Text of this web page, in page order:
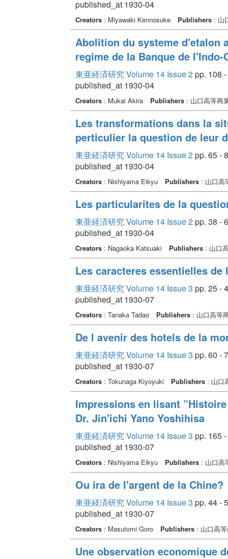
published_at 1930-04
Creators: Miyawaki Kennosuke Publishers: 山
Abolition du systeme d'etalon
regime de la Banque de l'Indo-
東亜経済研究 Volume 14 Issue 2pp. 108 -
published_at 1930-04
Creators: Mukai Akira Publishers: 山口高等商
Les transformations dans la
perticulier la question de leur
東亜経済研究 Volume 14 Issue 2pp. 65 -
published_at 1930-04
Creators: Nishiyama Eikyu Publishers: 山口高
Les particularites de la
東亜経済研究 Volume 14 Issue 2pp. 38 -
published_at 1930-04
Creators: Nagaoka Katsuaki Publishers: 山口
Les caracteres essentielles
東亜経済研究 Volume 14 Issue 3 pp. 25 -
published_at 1930-07
Creators: Tanaka Tadao Publishers: 山口高等
De l avenir des hotels de la
東亜経済研究 Volume 14 Issue 3 pp. 60 -
published_at 1930-07
Creators: Tokunaga Kiyoyuki Publishers: 山口
Impressions en lisant
Dr. Jin'ichi Yano Yoshihisa
東亜経済研究 Volume 14 Issue 3 pp. 165
published_at 1930-07
Creators: Nishiyama Eikyu Publishers: 山口高
Ou ira de l'argent de la Chine?
東亜経済研究 Volume 14 Issue 3 pp. 44 -
published_at 1930-07
Creators: Masutomi Goro Publishers: 山口高等
Une observation economique